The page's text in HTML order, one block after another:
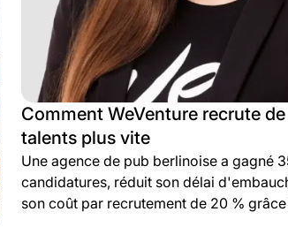
Comment WeVenture recrute
talents plus vite
Une agence de pub berlinoise a gagné
candidatures, réduit son délai
son coût par recrutement de 20 %